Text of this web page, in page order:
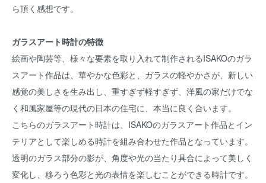
ら頂く感想です。
ガラスアート時計の特徴
絵画や陶芸等、様々な要素を取り入れて制作されるISAKOのガラ
スアート作品は、華やかな色彩と、ガラスの軽やかさが、新しい
感覚の美しさを生み出し、重すぎず軽すぎず、洋風の家だけでな
く和風家屋等の現代の日本の住宅に、本当に良く合います。
こちらのガラスアート時計は、ISAKOのガラスアート作品とイン
テリアとして楽しめる時計を組み合わせた作品となっています。
透明のガラス部分の影が、角度や光の当たり具合によって美しく
変化し、移ろう色彩と光の表情を楽しむことができる時計です。